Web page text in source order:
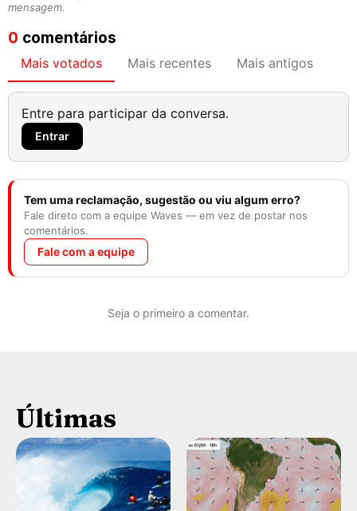
mensagem.
0 comentários
Mais votados Mais recentes Mais antigos
Entre para participar da conversa.
Entrar
Tem uma reclamação, sugestão ou viu algum erro?
Fale direto com a equipe Waves — em vez de postar nos
comentários.
Fale com a equipe
Seja o primeiro a comentar.
Últimas